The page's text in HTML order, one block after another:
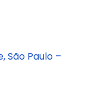
São Paulo –